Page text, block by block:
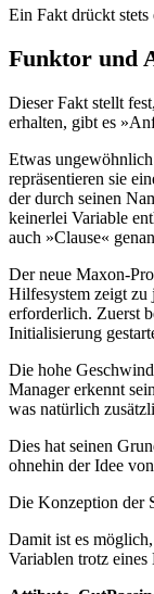
Ein Fakt drückt
Funktor und
Dieser Fakt stellt
erhalten, gibt es
Etwas
repräsentieren sie
der durch seinen
keinerlei Variable
auch »Clause«
Der neue Maxon-
Hilfesystem zeigt zu
erforderlich. Zuerst
Initialisierung
Die hohe
Manager erkennt
was natürlich
Dies hat seinen
ohnehin der Idee
Die Konzeption der
Damit ist es
Variablen trotz